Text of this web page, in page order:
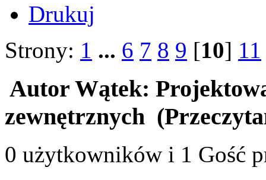
Drukuj
Strony: 1 ... 6 7 8 9 [10] 11
Autor Wątek:
zewnętrznych
0 użytkowników i 1 Gość